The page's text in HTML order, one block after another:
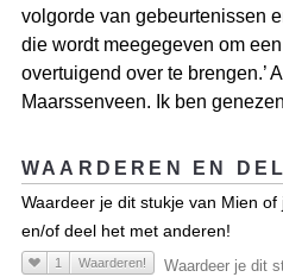
volgorde van gebeurtenissen
die wordt meegegeven om
overtuigend over te brengen.’
Maarssenveen. Ik ben
WAARDEREN EN
Waardeer je dit stukje van Mien
en/of deel het met anderen!
1 Waarderen! Waardeer je dit